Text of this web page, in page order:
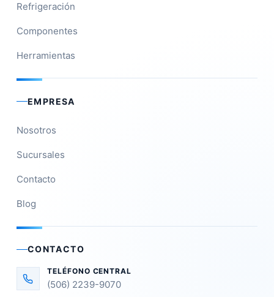
Refrigeración
Componentes
Herramientas
EMPRESA
Nosotros
Sucursales
Contacto
Blog
CONTACTO
TELÉFONO CENTRAL
(506) 2239-9070